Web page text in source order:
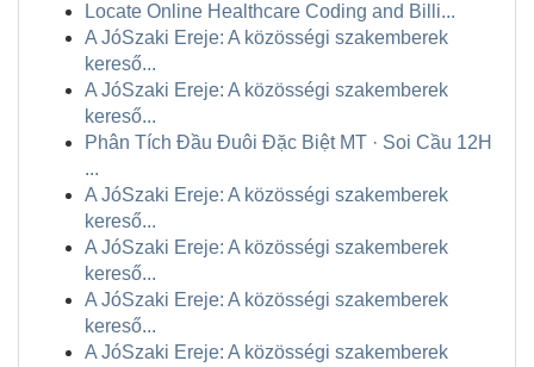
Locate Online Healthcare Coding and Billi...
A JóSzaki Ereje: A közösségi szakemberek
kereső...
A JóSzaki Ereje: A közösségi szakemberek
kereső...
Phân Tích Đầu Đuôi Đặc Biệt MT · Soi Cầu 12H
...
A JóSzaki Ereje: A közösségi szakemberek
kereső...
A JóSzaki Ereje: A közösségi szakemberek
kereső...
A JóSzaki Ereje: A közösségi szakemberek
kereső...
A JóSzaki Ereje: A közösségi szakemberek